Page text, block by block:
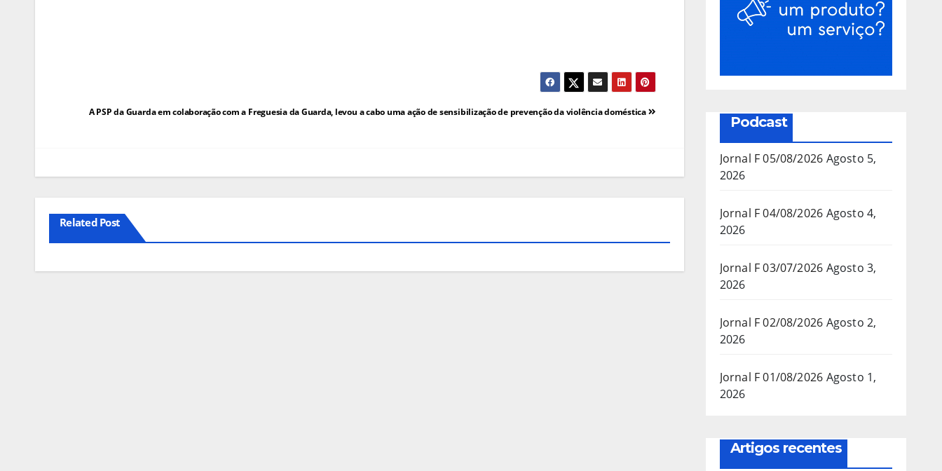
Navegação
A PSP da Guarda em colaboração com a Freguesia da Guarda, levou a cabo uma ação de sensibilização de prevenção da violência doméstica
Related Post
Podcast
Jornal F 05/08/2026 Agosto 5,
2026
Jornal F 04/08/2026 Agosto 4,
2026
Jornal F 03/07/2026 Agosto 3,
2026
Jornal F 02/08/2026 Agosto 2,
2026
Jornal F 01/08/2026 Agosto 1,
2026
Artigos recentes